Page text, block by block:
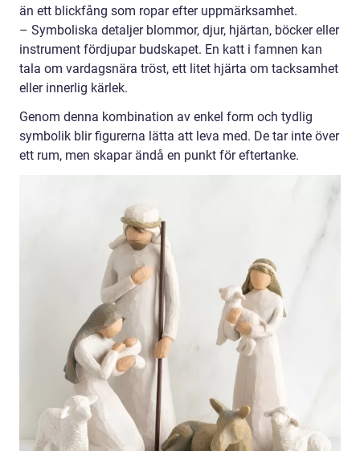
än ett blickfång som ropar efter uppmärksamhet.
– Symboliska detaljer blommor, djur, hjärtan, böcker eller
instrument fördjupar budskapet. En katt i famnen kan
tala om vardagsnära tröst, ett litet hjärta om tacksamhet
eller innerlig kärlek.
Genom denna kombination av enkel form och tydlig
symbolik blir figurerna lätta att leva med. De tar inte över
ett rum, men skapar ändå en punkt för eftertanke.